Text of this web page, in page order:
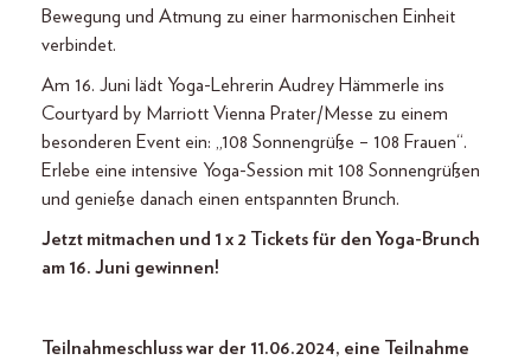
Bewegung und Atmung zu einer harmonischen Einheit
verbindet.
Am 16. Juni lädt Yoga-Lehrerin Audrey Hämmerle ins
Courtyard by Marriott Vienna Prater/Messe zu einem
besonderen Event ein: „108 Sonnengrüße – 108 Frauen“.
Erlebe eine intensive Yoga-Session mit 108 Sonnengrüßen
und genieße danach einen entspannten Brunch.
Jetzt mitmachen und 1 x 2 Tickets für den Yoga-Brunch
am 16. Juni gewinnen!
Teilnahmeschluss war der 11.06.2024, eine Teilnahme